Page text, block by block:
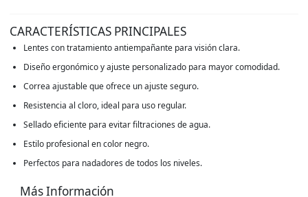
CARACTERÍSTICAS PRINCIPALES
Lentes con tratamiento antiempañante para visión clara.
Diseño ergonómico y ajuste personalizado para mayor comodidad.
Correa ajustable que ofrece un ajuste seguro.
Resistencia al cloro, ideal para uso regular.
Sellado eficiente para evitar filtraciones de agua.
Estilo profesional en color negro.
Perfectos para nadadores de todos los niveles.
Más Información